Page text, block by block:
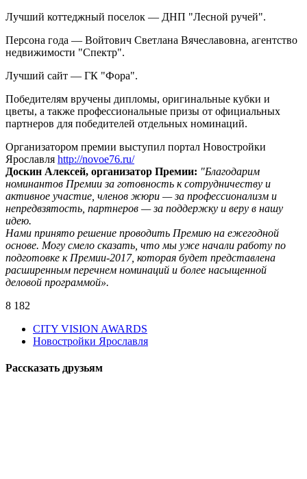
Лучший коттеджный поселок — ДНП "Лесной ручей".
Персона года — Войтович Светлана Вячеславовна, агентство
недвижимости "Спектр".
Лучший сайт — ГК "Фора".
Победителям вручены дипломы, оригинальные кубки и
цветы, а также профессиональные призы от официальных
партнеров для победителей отдельных номинаций.
Организатором премии выступил портал Новостройки
Ярославля http://novoe76.ru/
Доскин Алексей, организатор Премии: "Благодарим
номинантов Премии за готовность к сотрудничеству и
активное участие, членов жюри — за профессионализм и
непредвзятость, партнеров — за поддержку и веру в нашу
идею.
Нами принято решение проводить Премию на ежегодной
основе. Могу смело сказать, что мы уже начали работу по
подготовке к Премии-2017, которая будет представлена
расширенным перечнем номинаций и более насыщенной
деловой программой».
8 182
CITY VISION AWARDS
Новостройки Ярославля
Рассказать друзьям